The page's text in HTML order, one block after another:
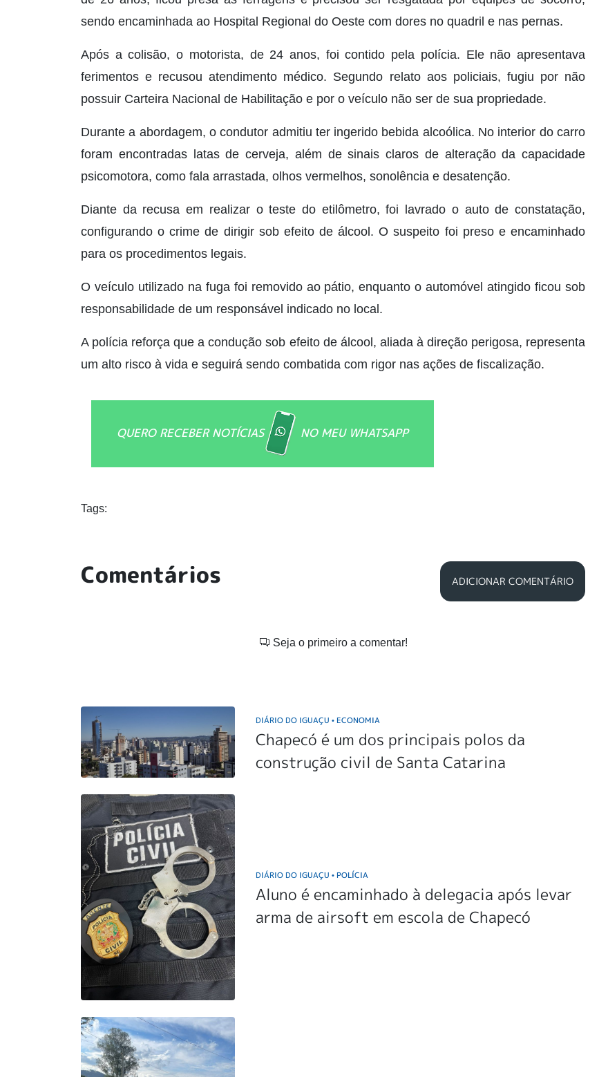
sendo encaminhada ao Hospital Regional do Oeste com dores no quadril e nas pernas.
Após a colisão, o motorista, de 24 anos, foi contido pela polícia. Ele não apresentava
ferimentos e recusou atendimento médico. Segundo relato aos policiais, fugiu por não
possuir Carteira Nacional de Habilitação e por o veículo não ser de sua propriedade.
Durante a abordagem, o condutor admitiu ter ingerido bebida alcoólica. No interior do carro
foram encontradas latas de cerveja, além de sinais claros de alteração da capacidade
psicomotora, como fala arrastada, olhos vermelhos, sonolência e desatenção.
Diante da recusa em realizar o teste do etilômetro, foi lavrado o auto de constatação,
configurando o crime de dirigir sob efeito de álcool. O suspeito foi preso e encaminhado
para os procedimentos legais.
O veículo utilizado na fuga foi removido ao pátio, enquanto o automóvel atingido ficou sob
responsabilidade de um responsável indicado no local.
A polícia reforça que a condução sob efeito de álcool, aliada à direção perigosa, representa
um alto risco à vida e seguirá sendo combatida com rigor nas ações de fiscalização.
QUERO RECEBER NOTÍCIAS NO MEU WHATSAPP
Tags:
Comentários ADICIONAR COMENTÁRIO
Seja o primeiro a comentar!
DIÁRIO DO IGUAÇU• ECONOMIA
Chapecó é um dos principais polos da
construção civil de Santa Catarina
DIÁRIO DO IGUAÇU• POLÍCIA
Aluno é encaminhado à delegacia após levar
arma de airsoft em escola de Chapecó